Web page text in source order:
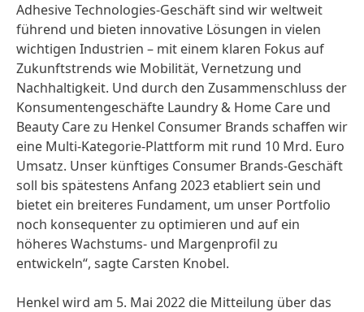
Adhesive Technologies-Geschäft sind wir weltweit
führend und bieten innovative Lösungen in vielen
wichtigen Industrien – mit einem klaren Fokus auf
Zukunftstrends wie Mobilität, Vernetzung und
Nachhaltigkeit. Und durch den Zusammenschluss der
Konsumentengeschäfte Laundry & Home Care und
Beauty Care zu Henkel Consumer Brands schaffen wir
eine Multi-Kategorie-Plattform mit rund 10 Mrd. Euro
Umsatz. Unser künftiges Consumer Brands-Geschäft
soll bis spätestens Anfang 2023 etabliert sein und
bietet ein breiteres Fundament, um unser Portfolio
noch konsequenter zu optimieren und auf ein
höheres Wachstums- und Margenprofil zu
entwickeln“, sagte Carsten Knobel.
Henkel wird am 5. Mai 2022 die Mitteilung über das